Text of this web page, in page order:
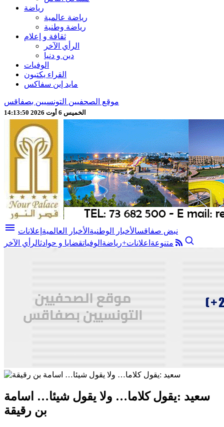
رياضة
رياضة عالمية
رياضة وطنية
ثقافة و إعلام
الرأي الآخر
دين و دنيا
الوفيات
القراء يكتبون
مايد إين سفاكس
موقع الصحفيين التونسيين بصفاقس
الخميس 6 أوت 2026 14:13:52
menu نبض صفاقسالأخبار الوطنية الأخبار العالمية إعلانات
متنوعة اعلانات+رياضة الوفياتقضايا و حوادثالرأي الآخر
سعيد :يقول كلاما… ولا يقول شيئا… اسامة
بن رقيقة